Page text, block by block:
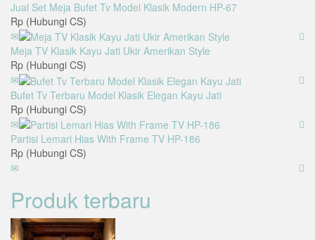
Jual Set Meja Bufet Tv Model Klasik Modern HP-67
Rp (Hubungi CS)
Meja TV Klasik Kayu Jati Ukir Amerikan Style
Rp (Hubungi CS)
Bufet Tv Terbaru Model Klasik Elegan Kayu Jati
Rp (Hubungi CS)
Partisi Lemari Hias With Frame TV HP-186
Rp (Hubungi CS)
Produk terbaru